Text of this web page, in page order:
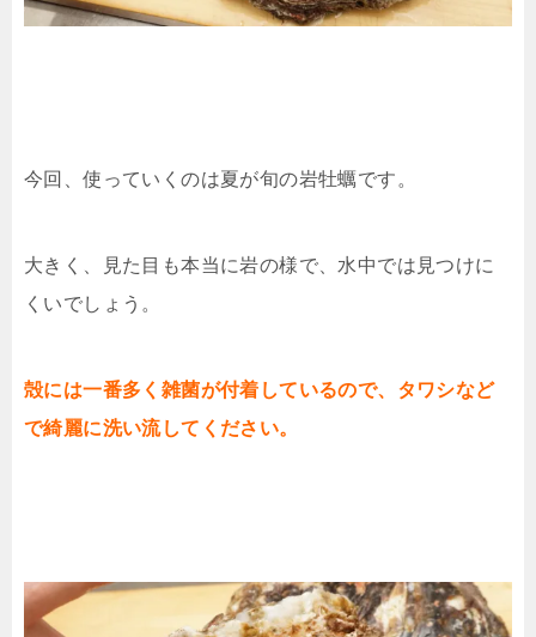
今回、使っていくのは夏が旬の岩牡蠣です。
大きく、見た目も本当に岩の様で、水中では見つけに
くいでしょう。
殻には一番多く雑菌が付着しているので、タワシなど
で綺麗に洗い流してください。